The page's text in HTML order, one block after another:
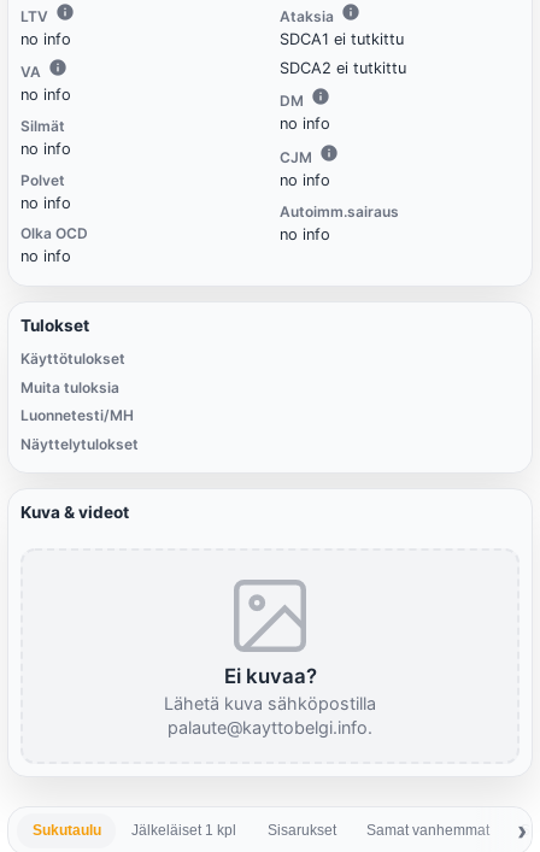
LTV
no info
VA
no info
Silmät
no info
Polvet
no info
Olka OCD
no info
Ataksia
SDCA1 ei tutkittu
SDCA2 ei tutkittu
DM
no info
CJM
no info
Autoimm.sairaus
no info
Tulokset
Käyttötulokset
Muita tuloksia
Luonnetesti/MH
Näyttelytulokset
Kuva & videot
Ei kuvaa?
Lähetä kuva sähköpostilla
palaute@kayttobelgi.info.
Sukutaulu Jälkeläiset 1 kpl Sisarukset Samat vanhemmat